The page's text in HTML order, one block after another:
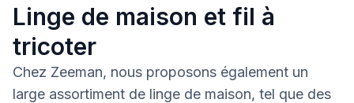
Linge de maison et fil à
tricoter
Chez Zeeman, nous proposons également un
large assortiment de linge de maison, tel que des